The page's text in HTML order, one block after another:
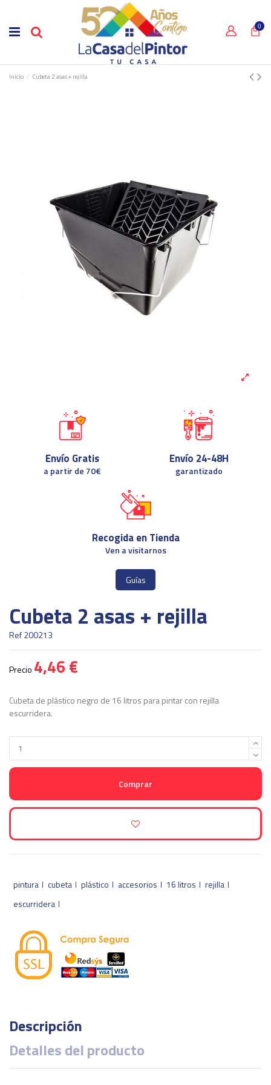
0
Inicio Cubeta 2 asas + rejilla
Cubeta 2 asas + rejilla
Ref200213
Precio 4,46 €
Cubeta de plástico negro de 16 litros para pintar con rejilla
escurridera.
Comprar
pintura cubeta plástico accesorios 16 litros
rejilla
escurridera
Envío Gratis
a partir de 70€
Recogida en Tienda
Ven a visitarnos
Envío 24-48H
garantizado
Guías
Descripción
Detalles del producto